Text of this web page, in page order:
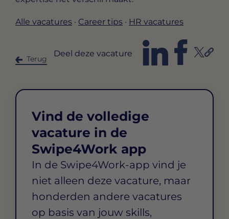
Alle vacatures · Career tips · HR vacatures
Terug
Deel deze vacature
Vind de volledige
vacature in de
Swipe4Work app
In de Swipe4Work-app vind je
niet alleen deze vacature, maar
honderden andere vacatures
op basis van jouw skills,